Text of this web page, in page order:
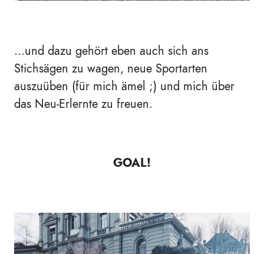
...und dazu gehört eben auch sich ans
Stichsägen zu wagen, neue Sportarten
auszuüben (für mich ämel ;) und mich über
das Neu-Erlernte zu freuen.
GOAL!